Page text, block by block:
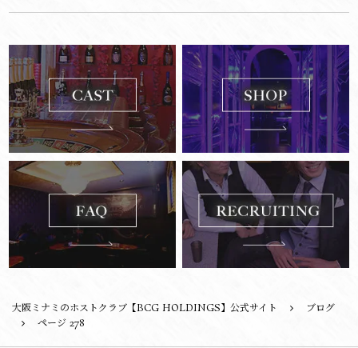
大阪ミナミのホストクラブ【BCG HOLDINGS】公式サイト
ブログ
ページ 278